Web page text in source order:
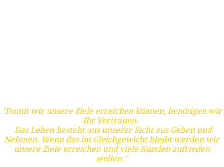
"Damit wir unsere Ziele erreichen können, benötigen wir
Ihr Vertrauen.
Das Leben besteht aus unserer Sicht aus Geben und
Nehmen. Wenn das im Gleichgewicht bleibt werden wir
unsere Ziele erreichen und viele Kunden zufrieden
stellen."